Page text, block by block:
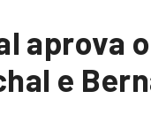
aprova
e